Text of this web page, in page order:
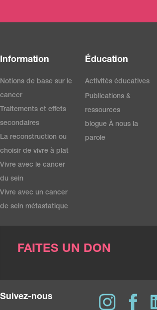
Information
Notions de base sur le
cancer
Traitements et effets
secondaires
La reconstruction ou
choisir de vivre à plat
Vivre avec le cancer
du sein
Vivre avec un cancer
de sein métastatique
Éducation
Activités éducatives
Publications &
ressources
blogue À nous la
parole
FAITES UN DON
Suivez-nous